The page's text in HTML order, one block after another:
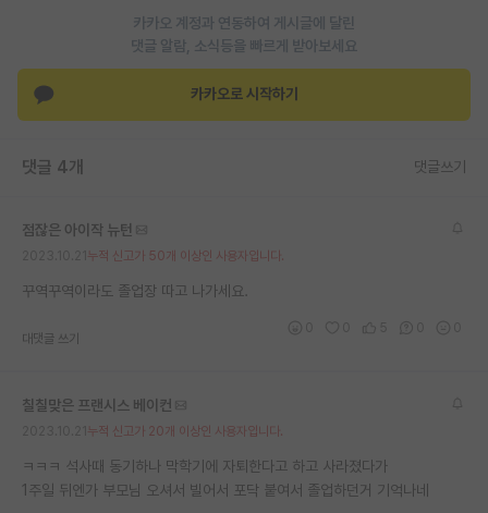
인문사회 계열 게시판
특수/전문대학원 게시판
반도체/AI 게시판
장학금/장학생 게시판
홍보 게시판
커리어
유학교육
반도체 아카데미
재팬라운지 🌸
카카오 계정과 연동하여 게시글에 달린
댓글 알람, 소식등을 빠르게 받아보세요
카카오로 시작하기
댓글 4개 댓글쓰기
점잖은 아이작 뉴턴
누적 신고가 50개 이상인 사용자입니다.
꾸역꾸역이라도 졸업장 따고 나가세요.
대댓글 쓰기
칠칠맞은 프랜시스 베이컨
누적 신고가 20개 이상인 사용자입니다.
ㅋㅋㅋ 석사때 동기하나 막학기에 자퇴한다고 하고 사라졌다가
1주일 뒤엔가 부모님 오셔서 빌어서 포닥 붙여서 졸업하던거 기억나네